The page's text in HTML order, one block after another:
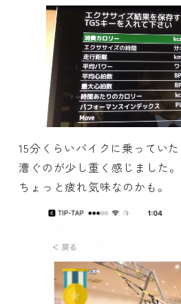
15分くらいバイクに乗ってい
漕ぐのが少し重く感じました。
ちょっと疲れ気味なのかも。